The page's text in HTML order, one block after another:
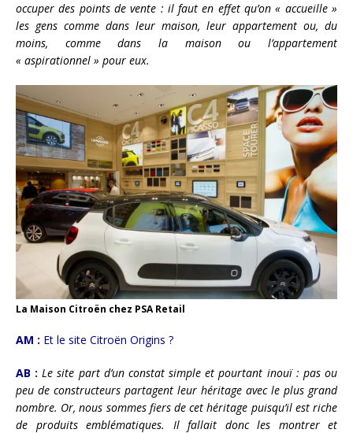
occuper des points de vente : il faut en effet qu’on « accueille »
les gens comme dans leur maison, leur appartement ou, du
moins, comme dans la maison ou l’appartement
« aspirationnel » pour eux.
La Maison Citroën chez PSA Retail
AM : Et le site Citroën Origins ?
AB : Le site part d’un constat simple et pourtant inouï : pas ou
peu de constructeurs partagent leur héritage avec le plus grand
nombre. Or, nous sommes fiers de cet héritage puisqu’il est riche
de produits emblématiques. Il fallait donc les montrer et